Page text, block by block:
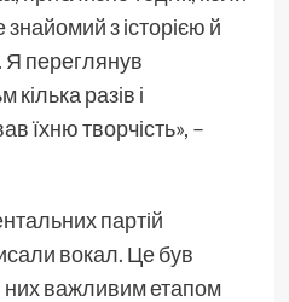
з історією й
Я переглянув
разів і
їхню творчість», –
партій
вокал. Це був
них важливим етапом